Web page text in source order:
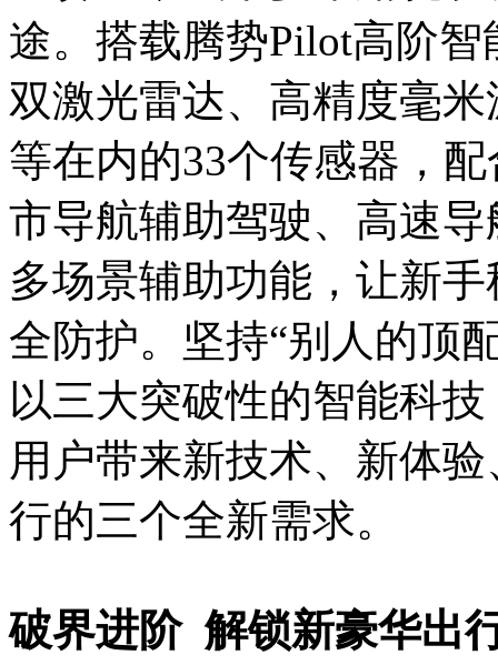
途。搭载腾势Pilot高阶
双激光雷达、高精度毫
等在内的33个传感器，
市导航辅助驾驶、高速
多场景辅助功能，让新
全防护。坚持“别人的顶
以三大突破性的智能科
用户带来新技术、新体
行的三个全新需求。
破界进阶 解锁新豪华出